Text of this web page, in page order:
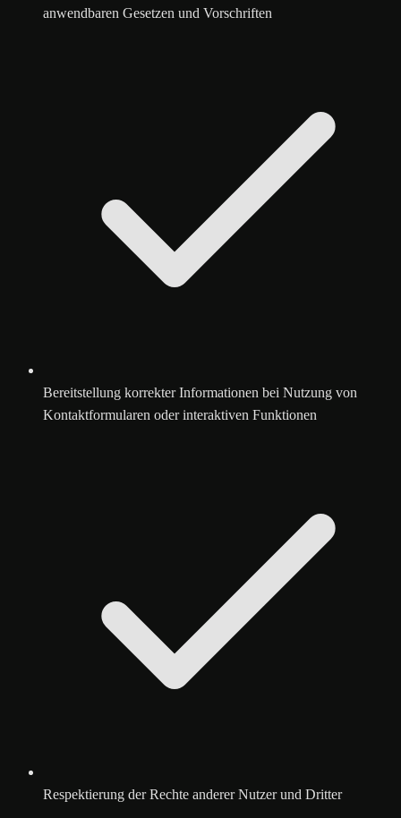
anwendbaren Gesetzen und Vorschriften
Bereitstellung korrekter Informationen bei Nutzung von
Kontaktformularen oder interaktiven Funktionen
Respektierung der Rechte anderer Nutzer und Dritter